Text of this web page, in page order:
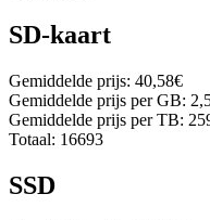
SD-kaart
Gemiddelde prijs: 40,58€
Gemiddelde prijs per GB:
Gemiddelde prijs per TB:
Totaal: 16693
SSD